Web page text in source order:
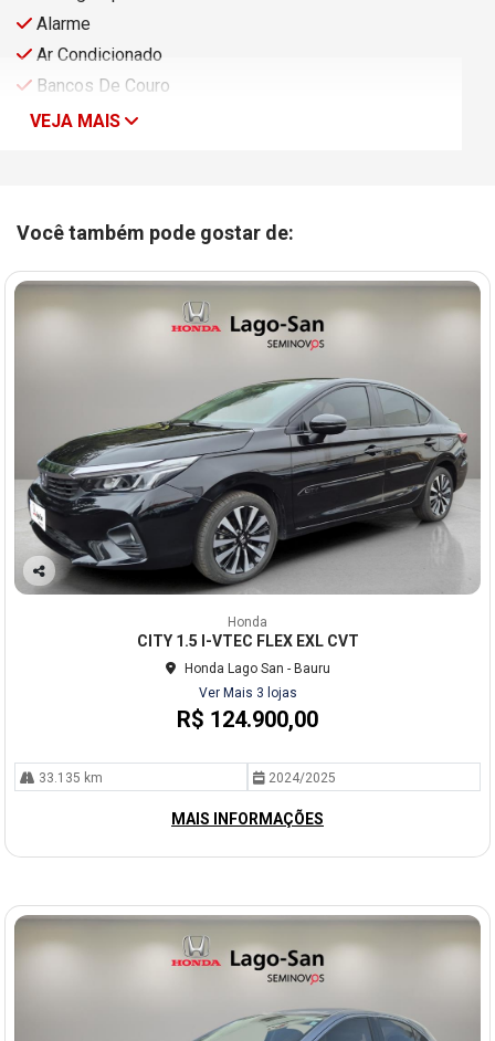
Alarme
Ar Condicionado
Bancos De Couro
VEJA MAIS
Você também pode gostar de:
Co
Honda
CITY 1.5 I-VTEC FLEX EXL CVT
Honda Lago San - Bauru
Ver Mais 3 lojas
R$ 124.900,00
33.135 km 2024/2025
MAIS INFORMAÇÕES